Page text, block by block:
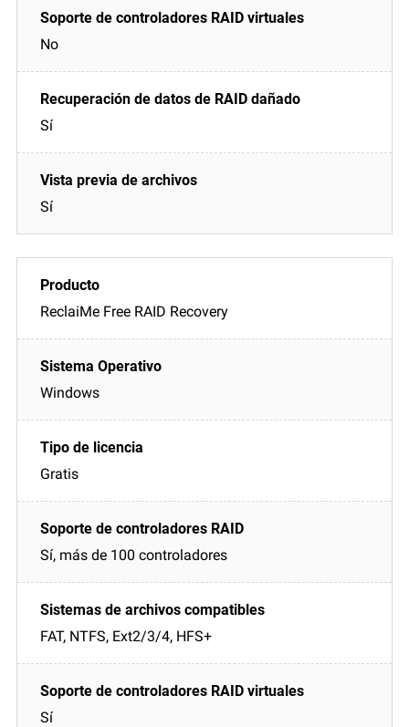
No
Sí
Sí
ReclaiMe Free RAID Recovery
Windows
Gratis
Sí, más de 100 controladores
FAT, NTFS, Ext2/3/4, HFS+
Sí